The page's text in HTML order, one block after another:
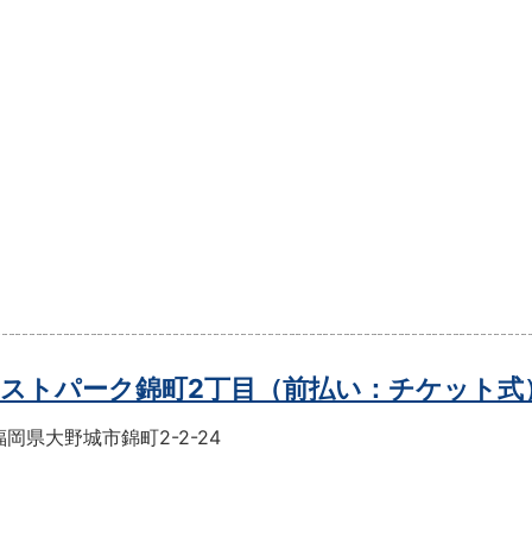
ストパーク錦町2丁目（前払い：チケット式
岡県大野城市錦町2-2-24